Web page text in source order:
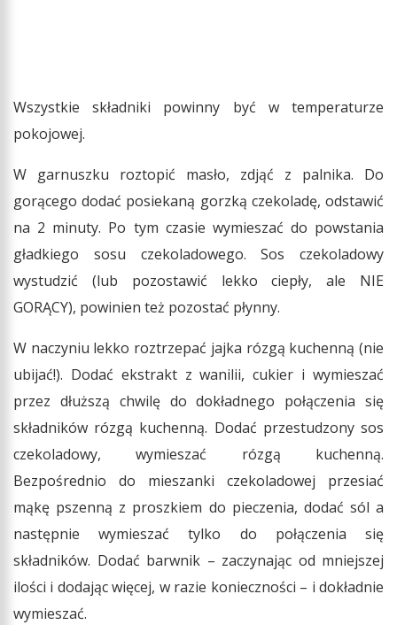
Wszystkie składniki powinny być w temperaturze
pokojowej.
W garnuszku roztopić masło, zdjąć z palnika. Do
gorącego dodać posiekaną gorzką czekoladę, odstawić
na 2 minuty. Po tym czasie wymieszać do powstania
gładkiego sosu czekoladowego. Sos czekoladowy
wystudzić (lub pozostawić lekko ciepły, ale NIE
GORĄCY), powinien też pozostać płynny.
W naczyniu lekko roztrzepać jajka rózgą kuchenną (nie
ubijać!). Dodać ekstrakt z wanilii, cukier i wymieszać
przez dłuższą chwilę do dokładnego połączenia się
składników rózgą kuchenną. Dodać przestudzony sos
czekoladowy, wymieszać rózgą kuchenną.
Bezpośrednio do mieszanki czekoladowej przesiać
mąkę pszenną z proszkiem do pieczenia, dodać sól a
następnie wymieszać tylko do połączenia się
składników. Dodać barwnik – zaczynając od mniejszej
ilości i dodając więcej, w razie konieczności – i dokładnie
wymieszać.